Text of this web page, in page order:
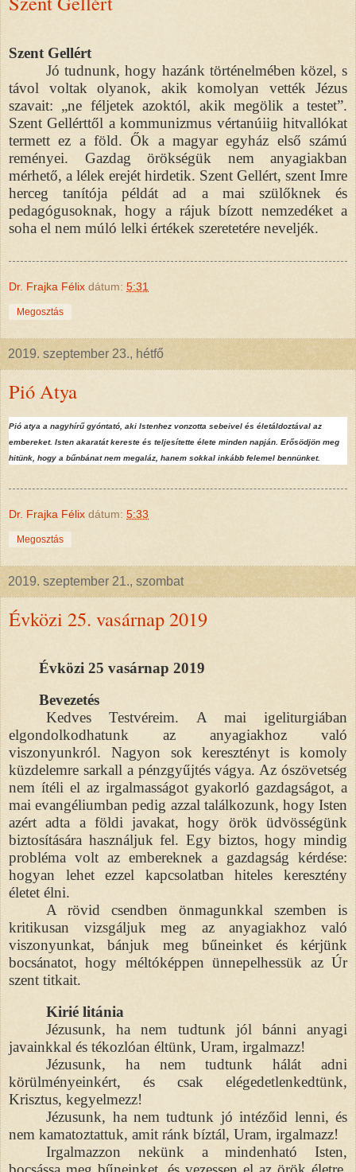
Szent Gellért
Jó tudnunk, hogy hazánk történelmében közel, s
távol voltak olyanok, akik komolyan vették Jézus
szavait: „ne féljetek azoktól, akik megölik a testet”.
Szent Gellérttől a kommunizmus vértanúiig hitvallókat
termett ez a föld. Ők a magyar egyház első számú
reményei. Gazdag örökségük nem anyagiakban
mérhető, a lélek erejét hirdetik. Szent Gellért, szent Imre
herceg tanítója példát ad a mai szülőknek és
pedagógusoknak, hogy a rájuk bízott nemzedéket a
soha el nem múló lelki értékek szeretetére neveljék.
Dr. Frajka Félix dátum: 5:31
Megosztás
2019. szeptember 23., hétfő
Pió Atya
Pió atya a nagyhírű gyóntató, aki Istenhez vonzotta sebeivel és életáldoztával az
embereket. Isten akaratát kereste és teljesítette élete minden napján. Erősödjön meg
hitünk, hogy a bűnbánat nem megaláz, hanem sokkal inkább felemel bennünket.
Dr. Frajka Félix dátum: 5:33
Megosztás
2019. szeptember 21., szombat
Évközi 25. vasárnap 2019
Évközi 25 vasárnap 2019
Bevezetés
Kedves Testvéreim. A mai igeliturgiában
elgondolkodhatunk az anyagiakhoz való
viszonyunkról. Nagyon sok keresztényt is komoly
küzdelemre sarkall a pénzgyűjtés vágya. Az ószövetség
nem ítéli el az irgalmasságot gyakorló gazdagságot, a
mai evangéliumban pedig azzal találkozunk, hogy Isten
azért adta a földi javakat, hogy örök üdvösségünk
biztosítására használjuk fel. Egy biztos, hogy mindig
probléma volt az embereknek a gazdagság kérdése:
hogyan lehet ezzel kapcsolatban hiteles keresztény
életet élni.
A rövid csendben önmagunkkal szemben is
kritikusan vizsgáljuk meg az anyagiakhoz való
viszonyunkat, bánjuk meg bűneinket és kérjünk
bocsánatot, hogy méltóképpen ünnepelhessük az Úr
szent titkait.
Kirié litánia
Jézusunk, ha nem tudtunk jól bánni anyagi
javainkkal és tékozlóan éltünk, Uram, irgalmazz!
Jézusunk, ha nem tudtunk hálát adni
körülményeinkért, és csak elégedetlenkedtünk,
Krisztus, kegyelmezz!
Jézusunk, ha nem tudtunk jó intézőid lenni, és
nem kamatoztattuk, amit ránk bíztál, Uram, irgalmazz!
Irgalmazzon nekünk a mindenható Isten,